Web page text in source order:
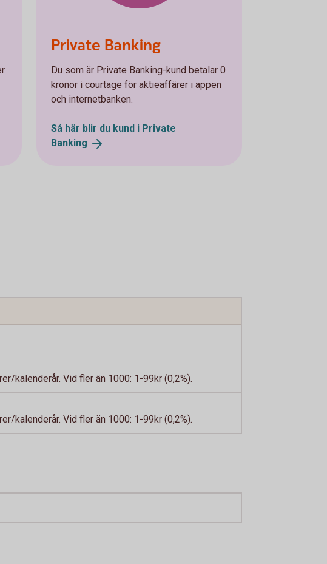
Private Banking
Du som är Private Banking-kund betalar 0
kronor i courtage för aktieaffärer i appen
och internetbanken.
Så här blir du kund i Private
Banking
kalenderår. Vid fler än 1000: 1-99kr (0,2%).
kalenderår. Vid fler än 1000: 1-99kr (0,2%).